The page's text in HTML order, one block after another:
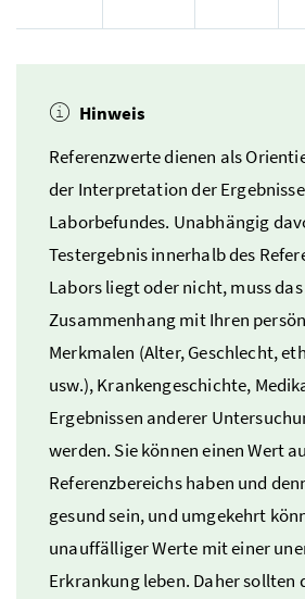
Hinweis
Referenzwerte dienen als
der Interpretation der
Laborbefundes. Unabhängig
Testergebnis innerhalb des
Labors liegt oder nicht, muss
Zusammenhang mit Ihren
Merkmalen (Alter, Geschlecht,
usw.), Krankengeschichte,
Ergebnissen anderer
werden. Sie können einen Wert
Referenzbereichs haben und
gesund sein, und umgekehrt
unauffälliger Werte mit einer
Erkrankung leben. Daher sollten